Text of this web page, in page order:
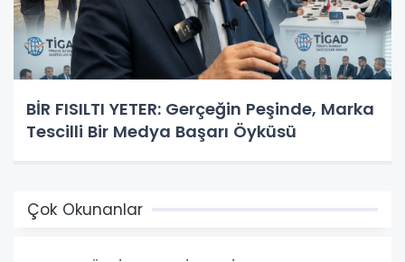
BİR FISILTI YETER: Gerçeğin Peşinde, Marka
Tescilli Bir Medya Başarı Öyküsü
Çok Okunanlar